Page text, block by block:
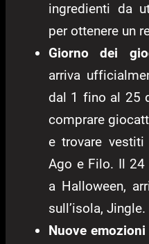
ingredienti da
per ottenere un
Giorno dei
arriva
dal 1 fino al 25
comprare
e trovare
Ago e Filo. Il
a Halloween,
sull’isola, Jingle.
Nuove